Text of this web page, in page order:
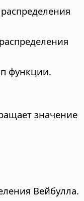
функции.
значение
Вейбулла.